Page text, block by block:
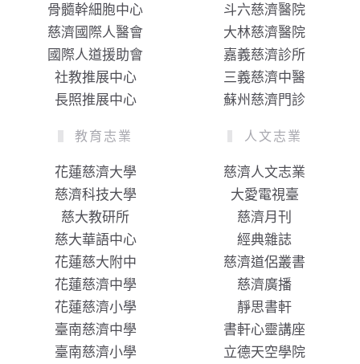
骨髓幹細胞中心
慈濟國際人醫會
國際人道援助會
社教推展中心
長照推展中心
斗六慈濟醫院
大林慈濟醫院
嘉義慈濟診所
三義慈濟中醫
蘇州慈濟門診
教育志業
花蓮慈濟大學
慈濟科技大學
慈大教研所
慈大華語中心
花蓮慈大附中
花蓮慈濟中學
花蓮慈濟小學
臺南慈濟中學
臺南慈濟小學
人文志業
慈濟人文志業
大愛電視臺
慈濟月刊
經典雜誌
慈濟道侶叢書
慈濟廣播
靜思書軒
書軒心靈講座
立德天空學院